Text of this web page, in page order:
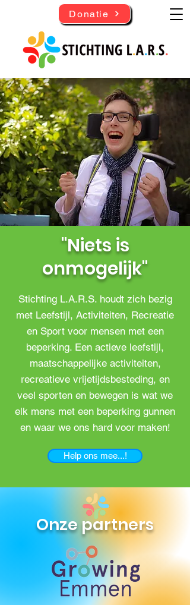
Donatie
"Niets is
onmogelijk"
Stichting L.A.R.S. houdt zich bezig
met Leefstijl, Activiteiten, Recreatie
en Sport voor mensen met een
beperking. Een actieve leefstijl,
maatschappelijke activiteiten,
recreatieve vrijetijdsbesteding, en
veel sporten en bewegen is wat we
elk mens met een beperking gunnen
en waar we ons hard voor maken!
Help ons mee...!
Onze partners